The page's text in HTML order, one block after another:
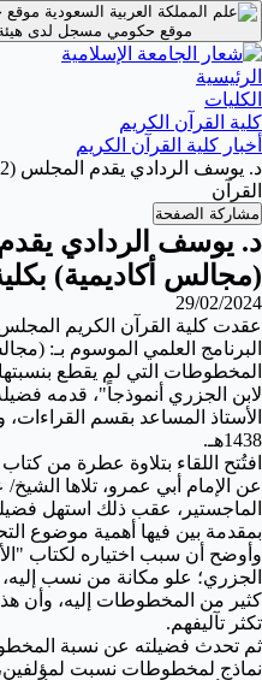
موقع
موقع حكومي مسجل لدى هيئة
الرئيسية
الكليات
كلية القرآن الكريم
أخبار كلية القرآن الكريم
القرآن
مشاركة الصفحة
(مجالس أكاديمية)
29/02/2024
عقدت كلية القرآن الكريم
البرنامج العلمي الموسوم بـ:
المخطوطات التي لم يقطع
لابن الجزري أنموذجاً"، قدمه
1438هـ.
افتُتح اللقاء بتلاوة عطرة من
عن الإمام أبي عمرو، تلاها
الماجستير، عقب ذلك استهل
بمقدمة بين فيها أهمية موضوع
وأوضح أن سبب اختياره لكتاب
الجزري؛ علو مكانة من نسب
كثير من المخطوطات إليه، وأن هذه
تكثر تآليفهم.
ثم تحدث فضيلته عن نسبة
نماذج لمخطوطات نسبت